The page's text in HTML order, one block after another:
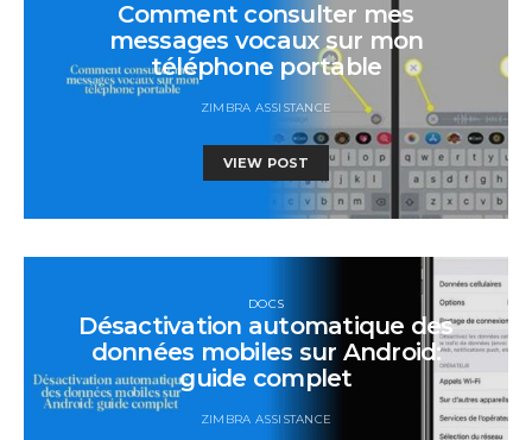
Comment consulter mes
messages vocaux sur mon
téléphone portable
ZIMBRA ASSISTANCE
VIEW POST
DOCS
Désactivation automatique des
données mobiles sur Android:
guide complet
ZIMBRA ASSISTANCE